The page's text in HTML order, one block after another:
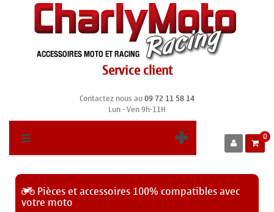
Service client
Contactez nous au09 72 11 58 14
Lun - Ven 9h-11H
0
Pièces et accessoires 100% compatibles avec
votre moto